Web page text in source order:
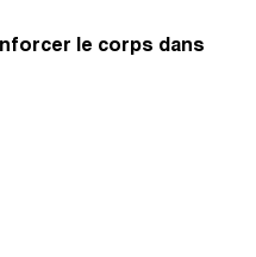
le corps dans